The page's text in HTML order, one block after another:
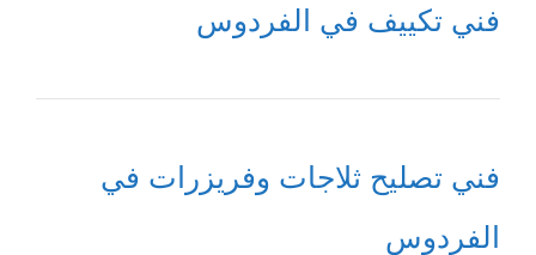
فني تكييف في الفردوس
فني تصليح ثلاجات وفريزرات في
الفردوس